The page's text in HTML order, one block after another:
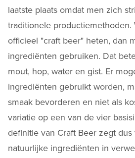
laatste plaats omdat men zich
traditionele productiemethoden.
officieel "craft beer" heten, dan
ingrediënten gebruiken. Dat
mout, hop, water en gist. Er
ingrediënten gebruikt worden,
smaak bevorderen en niet als
variatie op een van de vier
definitie van Craft Beer zegt
natuurlijke ingrediënten in